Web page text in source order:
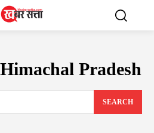
Pradesh
SEARCH